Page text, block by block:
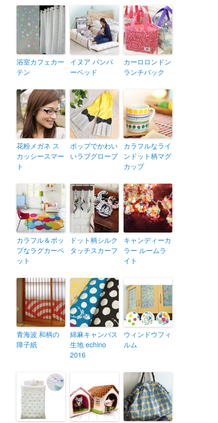
浴室カフェカー
テン
イヌア バンパ
ーベッド
カーロロンドン
ランチバック
花粉メガネ ス
カッシースマー
ト
ポップでかわい
いラブグローブ
カラフルなライ
ンドット柄マグ
カップ
カラフル＆ポッ
プなラグカーペ
ット
ドット柄シルク
タッチスカーフ
キャンディーカ
ラー ルームラ
イト
青海波 和柄の
障子紙
綿麻キャンバス
生地 echino
2016
ウィンドウフィ
ルム